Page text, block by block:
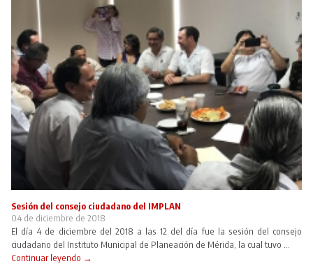
Sesión del consejo ciudadano del IMPLAN
04 de diciembre de 2018
El día 4 de diciembre del 2018 a las 12 del día fue la sesión del consejo
ciudadano del Instituto Municipal de Planeación de Mérida, la cual tuvo ...
Continuar leyendo →